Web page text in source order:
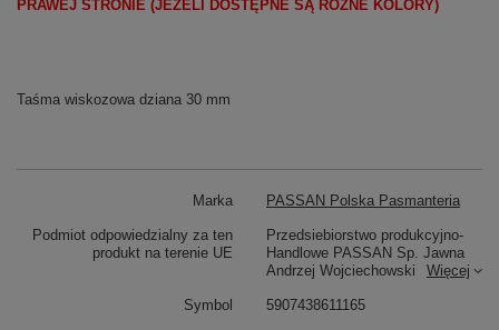
PRAWEJ STRONIE (JEŻELI DOSTĘPNE SĄ RÓŻNE KOLORY)
Taśma wiskozowa dziana 30 mm
Marka PASSAN Polska Pasmanteria
Podmiot odpowiedzialny za ten
produkt na terenie UE
Przedsiebiorstwo produkcyjno-
Handlowe PASSAN Sp. Jawna
Andrzej Wojciechowski
Więcej
Symbol 5907438611165